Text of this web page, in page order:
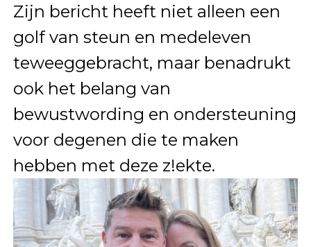
Zijn bericht heeft niet alleen een
golf van steun en medeleven
teweeggebracht, maar benadrukt
ook het belang van
bewustwording en ondersteuning
voor degenen die te maken
hebben met deze z!ekte.